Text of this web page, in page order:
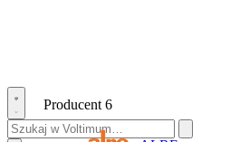
Producent 6